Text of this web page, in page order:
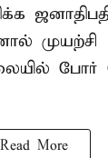
முயற்சி
போர்
Read More